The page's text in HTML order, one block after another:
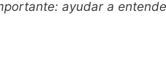
ayudar a